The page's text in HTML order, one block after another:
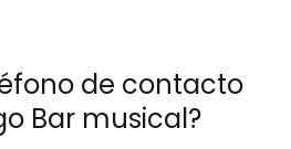
de contacto
Bar musical?